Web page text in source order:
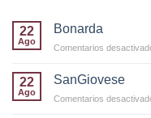
22
Ago
Bonarda
Comentarios
22
Ago
SanGiovese
Comentarios